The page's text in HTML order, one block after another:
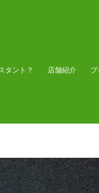
タント？ 店舗紹介